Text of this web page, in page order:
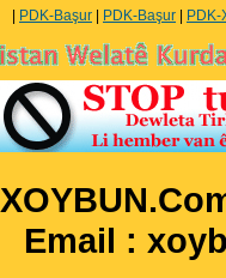
PDK-Başur PDK-Başur
Email :